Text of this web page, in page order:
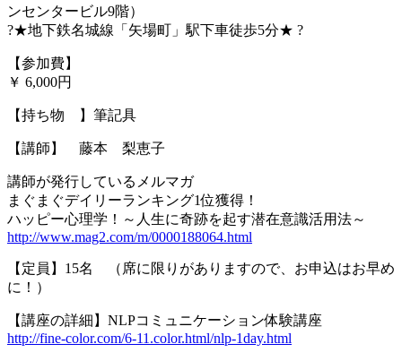
ンセンタービル9階）
?★地下鉄名城線「矢場町」駅下車徒歩5分★ ?
【参加費】
￥ 6,000円
【持ち物 】筆記具
【講師】 藤本 梨恵子
講師が発行しているメルマガ
まぐまぐデイリーランキング1位獲得！
ハッピー心理学！～人生に奇跡を起す潜在意識活用法～
http://www.mag2.com/m/0000188064.html
【定員】15名 （席に限りがありますので、お申込はお早め
に！）
【講座の詳細】NLPコミュニケーション体験講座
http://fine-color.com/6-11.color.html/nlp-1day.html